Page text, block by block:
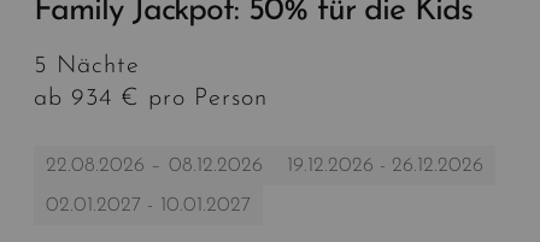
Family Jackpot: 50% für die Kids
5 Nächte
ab 934 € pro Person
22.08.2026 – 08.12.2026
19.12.2026 - 26.12.2026
02.01.2027 - 10.01.2027